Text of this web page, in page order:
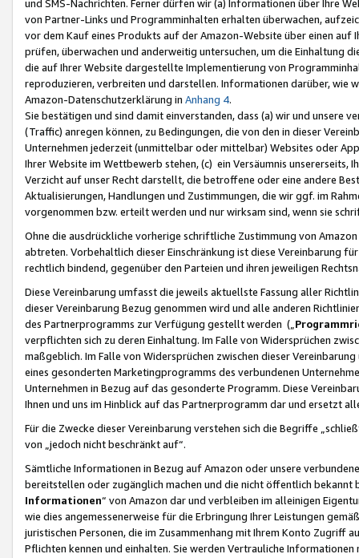
und SMS-Nachrichten. Ferner dürfen wir (a) Informationen über Ihre
von Partner-Links und Programminhalten erhalten überwachen,
vor dem Kauf eines Produkts auf der Amazon-Website über einen
prüfen, überwachen und anderweitig untersuchen, um die Einhaltung
die auf Ihrer Website dargestellte Implementierung von
reproduzieren, verbreiten und darstellen. Informationen darüber, wie
Amazon-Datenschutzerklärung in Anhang 4.
Sie bestätigen und sind damit einverstanden, dass (a) wir und
(Traffic) anregen können, zu Bedingungen, die von den in dieser
Unternehmen jederzeit (unmittelbar oder mittelbar) Websites oder
Ihrer Website im Wettbewerb stehen, (c) ein Versäumnis unsererseits,
Verzicht auf unser Recht darstellt, die betroffene oder eine andere
Aktualisierungen, Handlungen und Zustimmungen, die wir ggf. im
vorgenommen bzw. erteilt werden und nur wirksam sind, wenn sie
Ohne die ausdrückliche vorherige schriftliche Zustimmung von
abtreten. Vorbehaltlich dieser Einschränkung ist diese Vereinbarung
rechtlich bindend, gegenüber den Parteien und ihren jeweiligen
Diese Vereinbarung umfasst die jeweils aktuellste Fassung aller
dieser Vereinbarung Bezug genommen wird und alle anderen
des Partnerprogramms zur Verfügung gestellt werden („
verpflichten sich zu deren Einhaltung. Im Falle von Widersprüchen
maßgeblich. Im Falle von Widersprüchen zwischen dieser
eines gesonderten Marketingprogramms des verbundenen
Unternehmen in Bezug auf das gesonderte Programm. Diese
Ihnen und uns im Hinblick auf das Partnerprogramm dar und ersetzt
Für die Zwecke dieser Vereinbarung verstehen sich die Begriffe
von „jedoch nicht beschränkt auf“.
Sämtliche Informationen in Bezug auf Amazon oder unsere
bereitstellen oder zugänglich machen und die nicht öffentlich
Informationen“ von Amazon dar und verbleiben im alleinigen
wie dies angemessenerweise für die Erbringung Ihrer Leistungen
juristischen Personen, die im Zusammenhang mit Ihrem Konto
Pflichten kennen und einhalten. Sie werden Vertrauliche